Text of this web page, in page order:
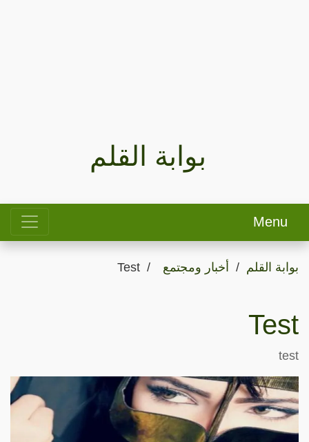
بوابة القلم
Menu
بوابة القلم أخبار ومجتمع Test
Test
test